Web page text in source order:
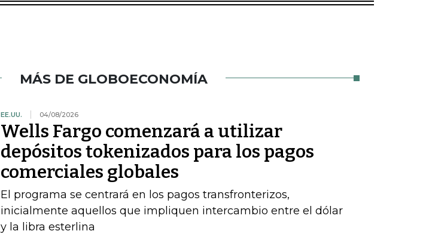
MÁS DE GLOBOECONOMÍA
EE.UU. 04/08/2026
Wells Fargo comenzará a utilizar
depósitos tokenizados para los pagos
comerciales globales
El programa se centrará en los pagos transfronterizos,
inicialmente aquellos que impliquen intercambio entre el dólar
y la libra esterlina